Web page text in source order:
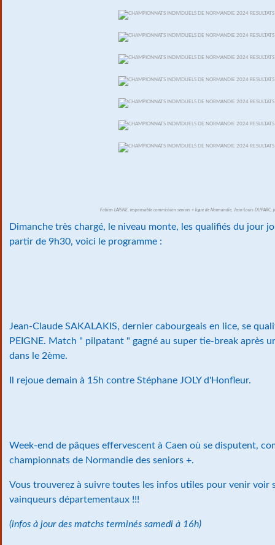
Fabien LAISNE, responsable commission seniors + ligue de Normandie, Jean-Louis DUPARC,
Dimanche très chargé, le niveau monte, les qualifiés du jour
partir de 9h30, voici le programme :
Jean-Claude SAKALAKIS, dernier cabourgeais en lice, se
PEIGNE. Match " pilpatant " gagné au super tie-break après
dans le 2ème.
Il rejoue demain à 15h contre Stéphane JOLY d'Honfleur.
Week-end de pâques effervescent à Caen où se disputent,
championnats de Normandie des seniors +.
Vous trouverez à suivre toutes les infos utiles pour venir voir
vainqueurs départementaux !!!
(infos à jour des matchs terminés samedi à 16h)